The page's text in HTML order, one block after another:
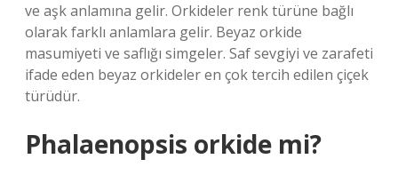
ve aşk anlamına gelir. Orkideler renk türüne bağlı
olarak farklı anlamlara gelir. Beyaz orkide
masumiyeti ve saflığı simgeler. Saf sevgiyi ve zarafeti
ifade eden beyaz orkideler en çok tercih edilen çiçek
türüdür.
Phalaenopsis orkide mi?